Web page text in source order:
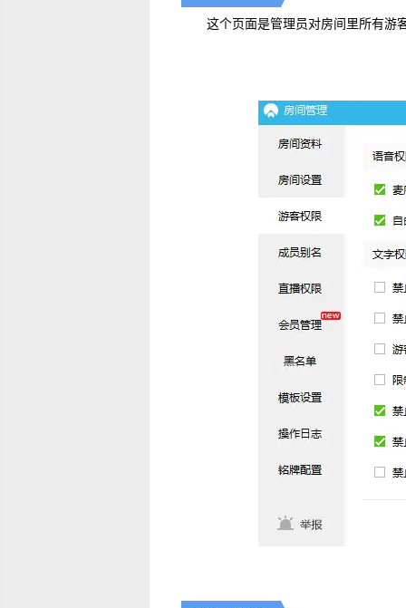
这个页面是管理员对房间里所有游客